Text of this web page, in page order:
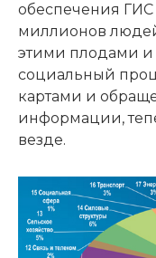
обеспечения ГИС
миллионов
этими плодами
социальный
картами и
информации,
везде.